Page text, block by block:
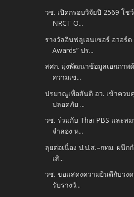
วช. เปิดกรอบวิจัยปี 2569 โช
NRCT O...
รางวัลอินฟลูเอนเซอร์ อวอร์ด
Awards” ปร...
สศก. มุ่งพัฒนาข้อมูลเอกภาพ
ความเช...
ปรมาณูเพื่อสันติ อว. เข้าคว
ปลอดภัย ...
วช. ร่วมกับ Thai PBS และส
จำลอง ห...
ลุยต่อเนื่อง ป.ป.ส.–กทม. ผนึก
เสิ...
วช. ขอแสดงความยินดีกับวง
รับรางวั...